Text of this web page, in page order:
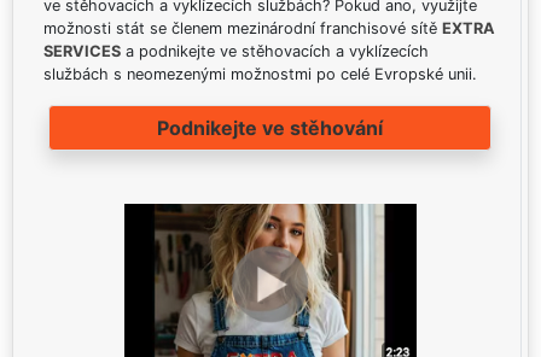
ve stěhovacích a vyklízecích službách? Pokud ano, využijte
možnosti stát se členem mezinárodní franchisové sítě EXTRA
SERVICES a podnikejte ve stěhovacích a vyklízecích
službách s neomezenými možnostmi po celé Evropské unii.
Podnikejte ve stěhování